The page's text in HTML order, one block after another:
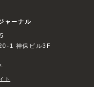
ャーナル
1 神保ビル3F
ト